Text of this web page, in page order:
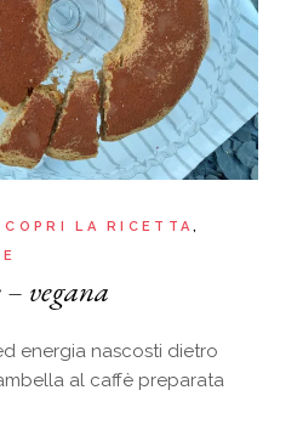
LA RICETTA
vegana
energia nascosti dietro
al caffè preparata